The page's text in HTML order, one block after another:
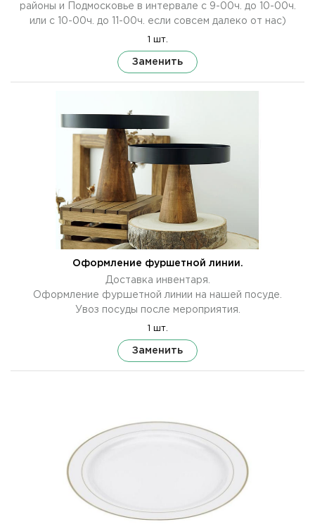
районы и Подмосковье в интервале с 9-00ч. до 10-00ч.
или с 10-00ч. до 11-00ч. если совсем далеко от нас)
1 шт.
Заменить
Оформление фуршетной линии.
Доставка инвентаря.
Оформление фуршетной линии на нашей посуде.
Увоз посуды после мероприятия.
1 шт.
Заменить